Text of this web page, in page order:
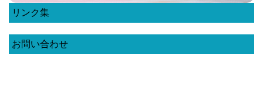
リンク集
お問い合わせ